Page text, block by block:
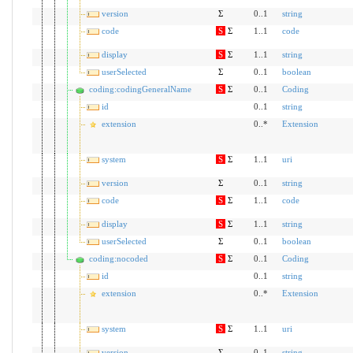
version Σ 0..1
string
code
S Σ 1..1 code
display S Σ 1..1
string
userSelected
Σ 0..1
boolean
coding:codingGeneralName
S Σ 0..1
Coding
id
0..1
string
extension
0..* Extension
system S Σ 1..1 uri
version Σ 0..1
string
code
S Σ 1..1 code
display S Σ 1..1
string
userSelected
Σ 0..1
boolean
coding:nocoded
S Σ 0..1
Coding
id
0..1
string
extension
0..* Extension
system S Σ 1..1 uri